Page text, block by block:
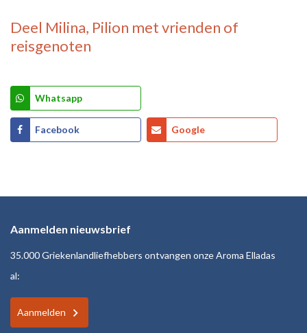
Deel Milina, Pilion met vrienden of
reisgenoten
Whatsapp
Facebook Google
Aanmelden nieuwsbrief
35.000 Griekenlandliefhebbers ontvangen onze Aroma Elladas
al:
Aanmelden